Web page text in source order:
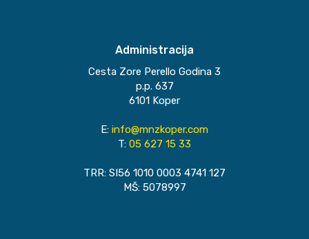
Administracija
Cesta Zore Perello Godina 3
p.p. 637
6101 Koper
E: info@mnzkoper.com
T: 05 627 15 33
TRR: SI56 1010 0003 4741 127
MŠ: 5078997